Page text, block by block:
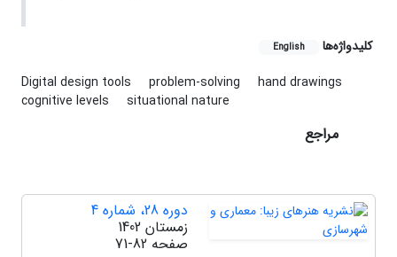
کلیدواژه‌ها English
Digital design tools problem-solving
hand drawings
cognitive levels
situational nature
مراجع
دوره 28، شماره 4
زمستان 1402
صفحه 71-82